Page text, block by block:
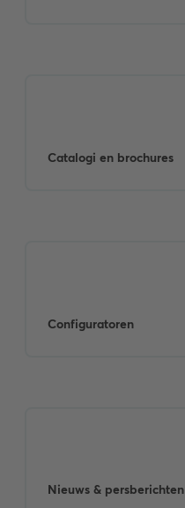
Catalogi en brochures
Configuratoren
Nieuws & persberichten